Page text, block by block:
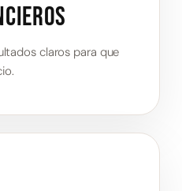
claros para que